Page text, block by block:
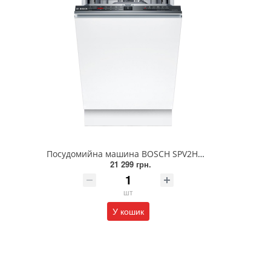
Посудомийна машина BOSCH SPV2HMX03K
21 299 грн.
шт
У кошик